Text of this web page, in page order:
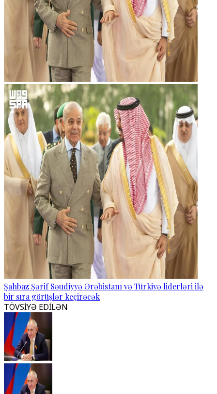
Şahbaz Şərif Səudiyyə Ərəbistanı və Türkiyə liderləri ilə
bir sıra görüşlər keçirəcək
TÖVSİYƏ EDİLƏN